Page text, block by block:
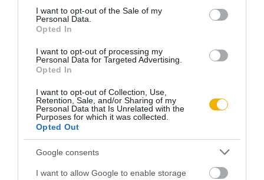
consent section.
I want to opt-out of the Sale of my
Personal Data.
Opted In
I want to opt-out of processing my
Personal Data for Targeted Advertising.
Opted In
I want to opt-out of Collection, Use,
Retention, Sale, and/or Sharing of my
Personal Data that Is Unrelated with the
Purposes for which it was collected.
Opted Out
Google consents
I want to allow Google to enable storage
példát, Hunyadi Jánost említeni. Innentől kezdve már csak a
kormányzó személye volt a kérdés.
A kormányzóválasztás
Ezzel kapcsolatban igen fontos volt a különböző közjogi
lépések sorrendje. Egyes politikusok – leginkább a
hatalomba visszatérni szándékozó Friedrich István – úgy
gondolták, hogy a választások alapján elsőként az új
kormányt kell megalkotni, majd ez terjeszti a később